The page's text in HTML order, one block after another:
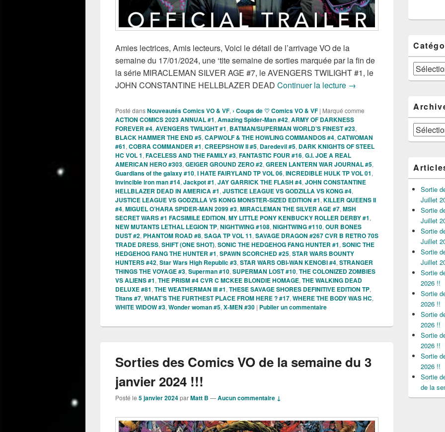
Amies lectrices, Amis lecteurs, Voici le détail de l’arrivage VO de la
semaine du 17/01/2024, une ‘tite semaine de sorties marquée par la fin de
la série MIRACLEMAN SILVER AGE #7, le AVENGERS TWILIGHT #1, le
JOHN CONSTANTINE HELLBLAZER DEAD Continuer la lecture Sorties des comics VO de
→
Posté dansNouveautés Comics VO & VF, › Coups de ♡ Comics VO & VF | Marqué comme
ACTION COMICS 2023 ANNUAL #1, Amazing Spider-Man #42, ARMY OF DARKNESS
FOREVER #4, AVENGERS TWILIGHT #1, BATMAN/SUPERMAN WORLD’S FINEST #23,
BLACK HAMMER THE END #5, CAPWOLF & THE HOWLING COMMANDOS #4, CATWOMAN
#61, COBRA COMMANDER #1, CREEPSHOW II #5, Daredevil #5, DARK KNIGHTS OF STEEL
HC VOL 1, FACELESS AND THE FAMILY #3, FANTASTIC FOUR #16, G.I. JOE A REAL
AMERICAN HERO #303, GEIGER GROUND ZERO #2, GREEN LANTERN WAR JOURNAL #5,
Guardians of the galaxy #10, I HATE FAIRYLAND TP VOL 06, INCREDIBLE HULK TP VOL 01,
Invincible iron man #14, Jackpot #1, JAY GARRICK THE FLASH #4, JOHN CONSTANTINE
HELLBLAZER DEAD IN AMERICA #1, JUSTICE LEAGUE VS GODZILLA VS KONG #4,
JUSTICE LEAGUE VS GODZILLA VS KONG MONSTER-SIZED EDITION #1, KILLER QUEENS II
#4, MIGUEL O’HARA SPIDER-MAN 2099 #3, MIRACLEMAN THE SILVER AGE #7, MSH
SECRET WARS #1 FACSIMILE EDITION, MY LITTLE PONY KENBUCKY ROLLER DERBY #1,
NEW MUTANTS LETHAL LEGION TP, NIGHTWING #108, NIGHTWING #110, OUR BONES
DUST #2, PHANTOM ROAD #8, SAGA TP VOL 11, SAVAGE DRAGON #267 CVR B RETRO 70S
TRADE DRESS, SHIFT (ONE SHOT), SONIC THE HEDGEHOG FANG HUNTER #1, SONIC THE
HEDGEHOG FANG THE HUNTER #1, SPAWN SCORCHED #25, STAR WARS BOUNTY
HUNTERS #42, Star Wars High Republic #3, STAR WARS OBI-WAN KENOBI #4, STRANGER
THINGS THE VOYAGE #3, Superman #10, SUPERMAN LOST #10, THE COLONIZED ZOMBIES
VS ALIENS #1, THE PRISM #4 CVR C MCKEE BLONDIE HOMAGE, THE WALKING DEAD
DELUXE #81, THE WEATHERMAN III #1, THESE SAVAGE SHORES DEFINITIVE EDITION TP,
Titans #7, WHAT’S THE FURTHEST PLACE FROM HERE ? #17, WHERE THE BODY WAS HC,
WHITE WIDOW #3, Wonder woman #5, X-MEN #30 | Publier un commentaire
Sorties des Comics VO de la semaine du 3
janvier 2024 !!!
Posté le 5 janvier 2024parMatt B —Aucun commentaire ↓
Catégories
Archives
Sortie
Juillet
Sortie
Juillet
Sortie
Juillet
Sortie
Juillet
Sortie
2026 !!
Sortie
2026 !!
Sortie
2026 !!
Sortie
2026 !!
Sortie
2026 !!
Sortie
de la